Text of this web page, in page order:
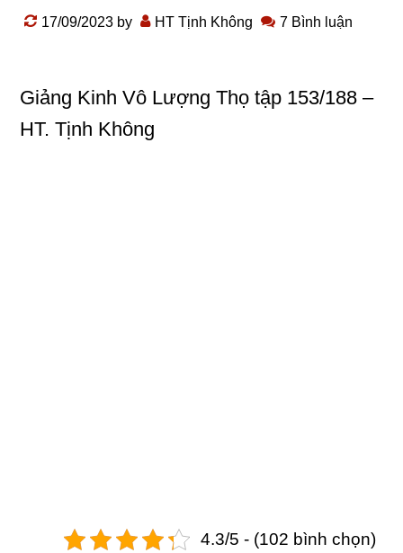
17/09/2023 by HT Tịnh Không 7 Bình luận
Giảng Kinh Vô Lượng Thọ tập 153/188 –
HT. Tịnh Không
4.3/5 - (102 bình chọn)